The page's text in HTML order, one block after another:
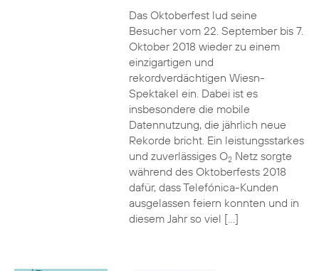
Das Oktoberfest lud seine
Besucher vom 22. September bis 7.
Oktober 2018 wieder zu einem
einzigartigen und
rekordverdächtigen Wiesn-
Spektakel ein. Dabei ist es
insbesondere die mobile
Datennutzung, die jährlich neue
Rekorde bricht. Ein leistungsstarkes
und zuverlässiges O2Netz sorgte
während des Oktoberfests 2018
dafür, dass Telefónica-Kunden
ausgelassen feiern konnten und in
diesem Jahr so viel […]